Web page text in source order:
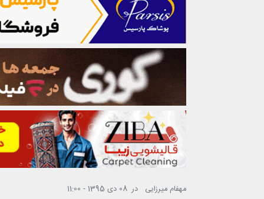
مهفام میرزایی در 08 دی 1395 - 11:00